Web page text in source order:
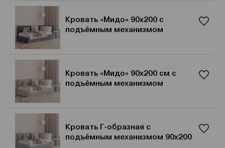
Кровать «Мидо» 90x200 с
подъёмным механизмом
Кровать «Мидо» 90x200 см с
подъёмным механизмом
Кровать Г-образная с
подъёмным механизмом 90x200